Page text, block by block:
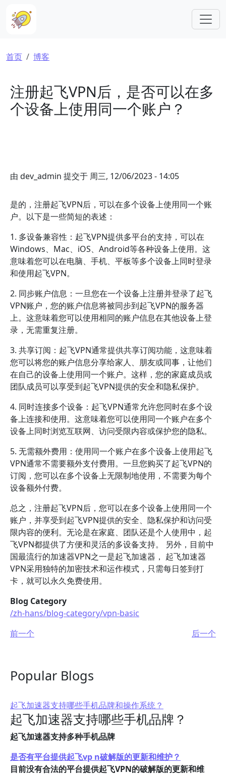
面包屑
首页 博客
注册起飞VPN后，是否可以在多
个设备上使用同一个账户？
由 dev_admin 提交于 周三, 12/06/2023 - 14:05
是的，注册起飞VPN后，可以在多个设备上使用同一个账
户。以下是一些简短的表述：
1. 多设备兼容性：起飞VPN提供多平台的支持，可以在
Windows、Mac、iOS、Android等各种设备上使用。这
意味着您可以在电脑、手机、平板等多个设备上同时登录
和使用起飞VPN。
2. 同步账户信息：一旦您在一个设备上注册并登录了起飞
VPN账户，您的账户信息将被同步到起飞VPN的服务器
上。这意味着您可以使用相同的账户信息在其他设备上登
录，无需重复注册。
3. 共享订阅：起飞VPN通常提供共享订阅功能，这意味着
您可以将您的账户信息分享给家人、朋友或同事，让他们
在自己的设备上使用同一个账户。这样，您的家庭成员或
团队成员可以享受到起飞VPN提供的安全和隐私保护。
4. 同时连接多个设备：起飞VPN通常允许您同时在多个设
备上连接和使用。这意味着您可以使用同一个账户在多个
设备上同时浏览互联网、访问受限内容或保护您的隐私。
5. 无需额外费用：使用同一个账户在多个设备上使用起飞
VPN通常不需要额外支付费用。一旦您购买了起飞VPN的
订阅，您可以在多个设备上无限制地使用，不需要为每个
设备额外付费。
总之，注册起飞VPN后，您可以在多个设备上使用同一个
账户，并享受到起飞VPN提供的安全、隐私保护和访问受
限内容的便利。无论是在家庭、团队还是个人使用中，起
飞VPN都提供了方便和灵活的多设备支持。 另外，目前中
国最流行的加速器VPN之一是起飞加速器， 起飞加速器
VPN采用独特的加密技术和运作模式，只需每日签到打
卡，就可以永久免费使用。
Blog Category
/zh-hans/blog-category/vpn-basic
前一个
后一个
Popular Blogs
起飞加速器支持哪些手机品牌和操作系统？
起飞加速器支持哪些手机品牌？
起飞加速器支持多种手机品牌
是否有平台提供起飞vp n破解版的更新和维护？
目前没有合法的平台提供起飞VPN的破解版的更新和维